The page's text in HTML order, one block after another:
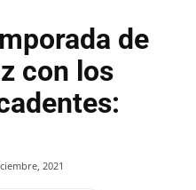
de
con los
2021